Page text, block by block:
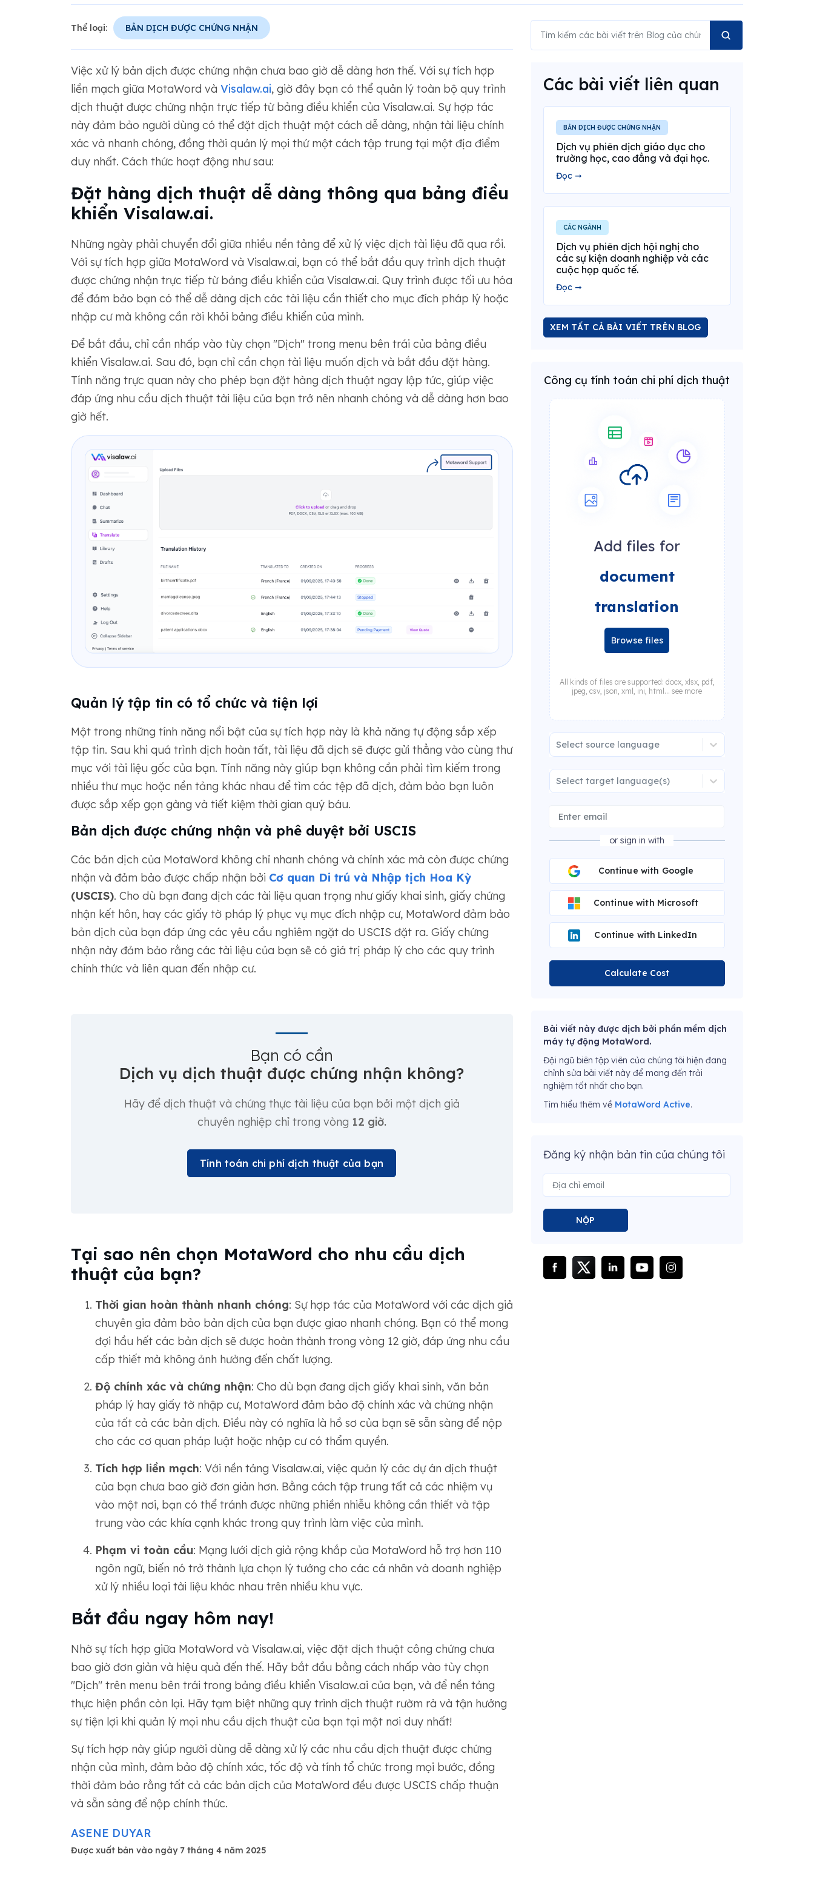
Thể loại: BẢN DỊCH ĐƯỢC CHỨNG NHẬN
Việc xử lý bản dịch được chứng nhận chưa bao giờ dễ dàng hơn thế. Với sự tích hợp
liền mạch giữa MotaWord và Visalaw.ai, giờ đây bạn có thể quản lý toàn bộ quy trình
dịch thuật được chứng nhận trực tiếp từ bảng điều khiển của Visalaw.ai. Sự hợp tác
này đảm bảo người dùng có thể đặt dịch thuật một cách dễ dàng, nhận tài liệu chính
xác và nhanh chóng, đồng thời quản lý mọi thứ một cách tập trung tại một địa điểm
duy nhất. Cách thức hoạt động như sau:
Đặt hàng dịch thuật dễ dàng thông qua bảng điều
khiển Visalaw.ai.
Những ngày phải chuyển đổi giữa nhiều nền tảng để xử lý việc dịch tài liệu đã qua rồi.
Với sự tích hợp giữa MotaWord và Visalaw.ai, bạn có thể bắt đầu quy trình dịch thuật
được chứng nhận trực tiếp từ bảng điều khiển của Visalaw.ai. Quy trình được tối ưu hóa
để đảm bảo bạn có thể dễ dàng dịch các tài liệu cần thiết cho mục đích pháp lý hoặc
nhập cư mà không cần rời khỏi bảng điều khiển của mình.
Để bắt đầu, chỉ cần nhấp vào tùy chọn "Dịch" trong menu bên trái của bảng điều
khiển Visalaw.ai. Sau đó, bạn chỉ cần chọn tài liệu muốn dịch và bắt đầu đặt hàng.
Tính năng trực quan này cho phép bạn đặt hàng dịch thuật ngay lập tức, giúp việc
đáp ứng nhu cầu dịch thuật tài liệu của bạn trở nên nhanh chóng và dễ dàng hơn bao
giờ hết.
Quản lý tập tin có tổ chức và tiện lợi
Một trong những tính năng nổi bật của sự tích hợp này là khả năng tự động sắp xếp
tập tin. Sau khi quá trình dịch hoàn tất, tài liệu đã dịch sẽ được gửi thẳng vào cùng thư
mục với tài liệu gốc của bạn. Tính năng này giúp bạn không cần phải tìm kiếm trong
nhiều thư mục hoặc nền tảng khác nhau để tìm các tệp đã dịch, đảm bảo bạn luôn
được sắp xếp gọn gàng và tiết kiệm thời gian quý báu.
Bản dịch được chứng nhận và phê duyệt bởi USCIS
Các bản dịch của MotaWord không chỉ nhanh chóng và chính xác mà còn được chứng
nhận và đảm bảo được chấp nhận bởi Cơ quan Di trú và Nhập tịch Hoa Kỳ
(USCIS). Cho dù bạn đang dịch các tài liệu quan trọng như giấy khai sinh, giấy chứng
nhận kết hôn, hay các giấy tờ pháp lý phục vụ mục đích nhập cư, MotaWord đảm bảo
bản dịch của bạn đáp ứng các yêu cầu nghiêm ngặt do USCIS đặt ra. Giấy chứng
nhận này đảm bảo rằng các tài liệu của bạn sẽ có giá trị pháp lý cho các quy trình
chính thức và liên quan đến nhập cư.
Bạn có cần
Dịch vụ dịch thuật được chứng nhận không?
Hãy để dịch thuật và chứng thực tài liệu của bạn bởi một dịch giả
chuyên nghiệp chỉ trong vòng 12 giờ.
Tính toán chi phí dịch thuật của bạn
Tại sao nên chọn MotaWord cho nhu cầu dịch
thuật của bạn?
Thời gian hoàn thành nhanh chóng: Sự hợp tác của MotaWord với các dịch giả
chuyên gia đảm bảo bản dịch của bạn được giao nhanh chóng. Bạn có thể mong
đợi hầu hết các bản dịch sẽ được hoàn thành trong vòng 12 giờ, đáp ứng nhu cầu
cấp thiết mà không ảnh hưởng đến chất lượng.
Độ chính xác và chứng nhận: Cho dù bạn đang dịch giấy khai sinh, văn bản
pháp lý hay giấy tờ nhập cư, MotaWord đảm bảo độ chính xác và chứng nhận
của tất cả các bản dịch. Điều này có nghĩa là hồ sơ của bạn sẽ sẵn sàng để nộp
cho các cơ quan pháp luật hoặc nhập cư có thẩm quyền.
Tích hợp liền mạch: Với nền tảng Visalaw.ai, việc quản lý các dự án dịch thuật
của bạn chưa bao giờ đơn giản hơn. Bằng cách tập trung tất cả các nhiệm vụ
vào một nơi, bạn có thể tránh được những phiền nhiễu không cần thiết và tập
trung vào các khía cạnh khác trong quy trình làm việc của mình.
Phạm vi toàn cầu: Mạng lưới dịch giả rộng khắp của MotaWord hỗ trợ hơn 110
ngôn ngữ, biến nó trở thành lựa chọn lý tưởng cho các cá nhân và doanh nghiệp
xử lý nhiều loại tài liệu khác nhau trên nhiều khu vực.
Bắt đầu ngay hôm nay!
Nhờ sự tích hợp giữa MotaWord và Visalaw.ai, việc đặt dịch thuật công chứng chưa
bao giờ đơn giản và hiệu quả đến thế. Hãy bắt đầu bằng cách nhấp vào tùy chọn
"Dịch" trên menu bên trái trong bảng điều khiển Visalaw.ai của bạn, và để nền tảng
thực hiện phần còn lại. Hãy tạm biệt những quy trình dịch thuật rườm rà và tận hưởng
sự tiện lợi khi quản lý mọi nhu cầu dịch thuật của bạn tại một nơi duy nhất!
Sự tích hợp này giúp người dùng dễ dàng xử lý các nhu cầu dịch thuật được chứng
nhận của mình, đảm bảo độ chính xác, tốc độ và tính tổ chức trong mọi bước, đồng
thời đảm bảo rằng tất cả các bản dịch của MotaWord đều được USCIS chấp thuận
và sẵn sàng để nộp chính thức.
ASENE DUYAR
Được xuất bản vào ngày 7 tháng 4 năm 2025
Các bài viết liên quan
BẢN DỊCH ĐƯỢC CHỨNG NHẬN
Dịch vụ phiên dịch giáo dục cho
trường học, cao đẳng và đại học.
Đọc ➞
CÁC NGÀNH
Dịch vụ phiên dịch hội nghị cho
các sự kiện doanh nghiệp và các
cuộc họp quốc tế.
Đọc ➞
XEM TẤT CẢ BÀI VIẾT TRÊN BLOG
Công cụ tính toán chi phí dịch thuật
Add files for
document
translation
Browse files
All kinds of files are supported: docx, xlsx, pdf,
jpeg, csv, json, xml, ini, html... see more
Select source language
Select target language(s)
or sign in with
Continue with Google
Continue with Microsoft
Continue with LinkedIn
Calculate Cost
Bài viết này được dịch bởi phần mềm dịch
máy tự động MotaWord.
Đội ngũ biên tập viên của chúng tôi hiện đang
chỉnh sửa bài viết này để mang đến trải
nghiệm tốt nhất cho bạn.
Tìm hiểu thêm về MotaWord Active.
Đăng ký nhận bản tin của chúng tôi
NỘP